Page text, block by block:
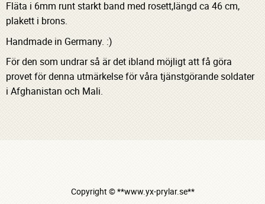
Fläta i 6mm runt starkt band med rosett,längd ca 46 cm,
plakett i brons.
Handmade in Germany. :)
För den som undrar så är det ibland möjligt att få göra
provet för denna utmärkelse för våra tjänstgörande soldater
i Afghanistan och Mali.
Copyright © **www.yx-prylar.se**